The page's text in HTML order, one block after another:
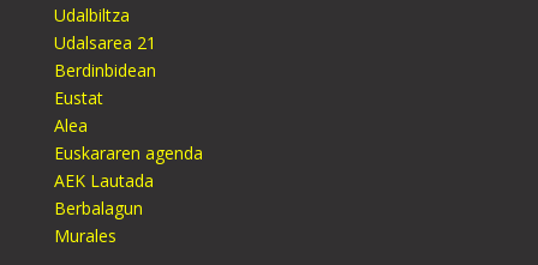
Udalbiltza
Udalsarea 21
Berdinbidean
Eustat
Alea
Euskararen agenda
AEK Lautada
Berbalagun
Murales